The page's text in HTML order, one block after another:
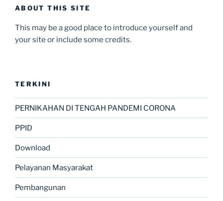
ABOUT THIS SITE
This may be a good place to introduce yourself and
your site or include some credits.
TERKINI
PERNIKAHAN DI TENGAH PANDEMI CORONA
PPID
Download
Pelayanan Masyarakat
Pembangunan